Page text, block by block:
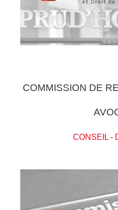
COMMISSION DE
CONSEIL-